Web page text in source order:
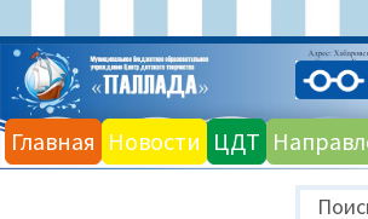
Перейти
к
содержимому
Главная Новости ЦДТ